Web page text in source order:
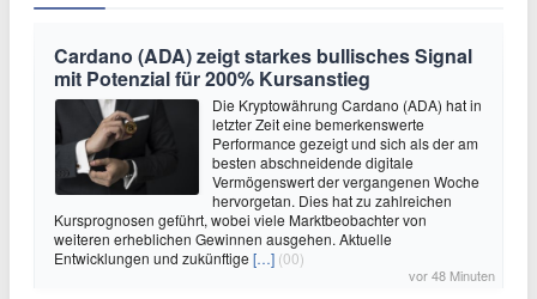
Cardano (ADA) zeigt starkes bullisches Signal
mit Potenzial für 200% Kursanstieg
Die Kryptowährung Cardano (ADA) hat in
letzter Zeit eine bemerkenswerte
Performance gezeigt und sich als der am
besten abschneidende digitale
Vermögenswert der vergangenen Woche
hervorgetan. Dies hat zu zahlreichen
Kursprognosen geführt, wobei viele Marktbeobachter von
weiteren erheblichen Gewinnen ausgehen. Aktuelle
Entwicklungen und zukünftige […] (00)
vor 48 Minuten